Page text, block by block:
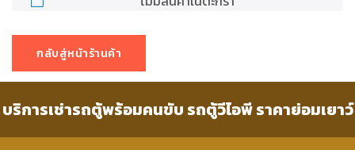
กลับสู่หน้าร้านค้า
บริการเช่ารถตู้พร้อมคนขับ รถตู้วีไอพี ราคาย่อมเยาว์